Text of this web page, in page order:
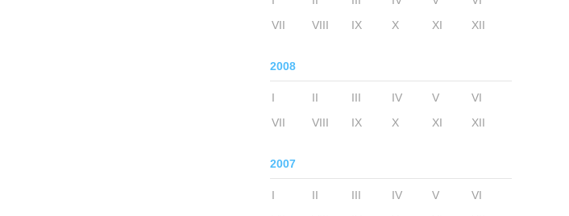
VII
VIII IX X XI XII
2008
I II III IV V
VI
VII
VIII IX X XI XII
2007
I II III IV V
VI